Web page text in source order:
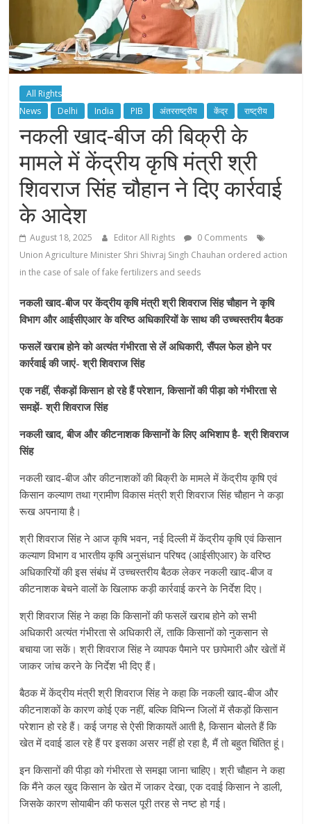
All Rights
News
Delhi India PIB अंतरराष्ट्रीय केंद्र राष्ट्रीय
नकली खाद-बीज की बिक्री के
मामले में केंद्रीय कृषि मंत्री श्री
शिवराज सिंह चौहान ने दिए कार्रवाई
के आदेश
August 18, 2025 Editor All Rights
0 Comments
Union Agriculture Minister Shri Shivraj Singh Chauhan ordered action
in the case of sale of fake fertilizers and seeds
नकली खाद-बीज पर केंद्रीय कृषि मंत्री श्री शिवराज सिंह चौहान ने कृषि
विभाग और आईसीएआर के वरिष्ठ अधिकारियों के साथ की उच्चस्तरीय बैठक
फसलें खराब होने को अत्यंत गंभीरता से लें अधिकारी, सैंपल फेल होने पर
कार्रवाई की जाएं- श्री शिवराज सिंह
एक नहीं, सैकड़ों किसान हो रहे हैं परेशान, किसानों की पीड़ा को गंभीरता से
समझें- श्री शिवराज सिंह
नकली खाद, बीज और कीटनाशक किसानों के लिए अभिशाप है- श्री शिवराज
सिंह
नकली खाद-बीज और कीटनाशकों की बिक्री के मामले में केंद्रीय कृषि एवं
किसान कल्याण तथा ग्रामीण विकास मंत्री श्री शिवराज सिंह चौहान ने कड़ा
रूख अपनाया है।
श्री शिवराज सिंह ने आज कृषि भवन, नई दिल्ली में केंद्रीय कृषि एवं किसान
कल्याण विभाग व भारतीय कृषि अनुसंधान परिषद (आईसीएआर) के वरिष्ठ
अधिकारियों की इस संबंध में उच्चस्तरीय बैठक लेकर नकली खाद-बीज व
कीटनाशक बेचने वालों के खिलाफ कड़ी कार्रवाई करने के निर्देश दिए।
श्री शिवराज सिंह ने कहा कि किसानों की फसलें खराब होने को सभी
अधिकारी अत्यंत गंभीरता से अधिकारी लें, ताकि किसानों को नुकसान से
बचाया जा सकें। श्री शिवराज सिंह ने व्यापक पैमाने पर छापेमारी और खेतों में
जाकर जांच करने के निर्देश भी दिए हैं।
बैठक में केंद्रीय मंत्री श्री शिवराज सिंह ने कहा कि नकली खाद-बीज और
कीटनाशकों के कारण कोई एक नहीं, बल्कि विभिन्न जिलों में सैकड़ों किसान
परेशान हो रहे हैं। कई जगह से ऐसी शिकायतें आती है, किसान बोलते हैं कि
खेत में दवाई डाल रहे हैं पर इसका असर नहीं हो रहा है, मैं तो बहुत चिंतित हूं।
इन किसानों की पीड़ा को गंभीरता से समझा जाना चाहिए। श्री चौहान ने कहा
कि मैंने कल खुद किसान के खेत में जाकर देखा, एक दवाई किसान ने डाली,
जिसके कारण सोयाबीन की फसल पूरी तरह से नष्ट हो गई।